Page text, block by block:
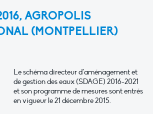
AGROPOLIS
(MONTPELLIER)
Le schéma directeur d’aménagement et
de gestion des eaux (SDAGE) 2016-2021
et son programme de mesures sont entrés
en vigueur le 21 décembre 2015.